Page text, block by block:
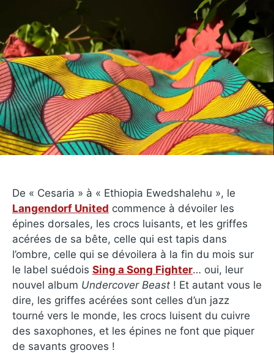
De « Cesaria » à « Ethiopia Ewedshalehu », le
Langendorf United commence à dévoiler les
épines dorsales, les crocs luisants, et les griffes
acérées de sa bête, celle qui est tapis dans
l’ombre, celle qui se dévoilera à la fin du mois sur
le label suédois Sing a Song Fighter… oui, leur
nouvel album Undercover Beast ! Et autant vous le
dire, les griffes acérées sont celles d’un jazz
tourné vers le monde, les crocs luisent du cuivre
des saxophones, et les épines ne font que piquer
de savants grooves !